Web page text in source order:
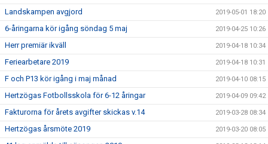
Landskampen avgjord 2019-05-01 18:20
6-åringarna kör igång söndag 5 maj 2019-04-25 10:26
Herr premiär ikväll 2019-04-18 10:34
Feriearbetare 2019 2019-04-18 10:31
F och P13 kör igång i maj månad 2019-04-10 08:15
Hertzögas Fotbollsskola för 6-12 åringar 2019-04-09 09:42
Fakturorna för årets avgifter skickas v.14 2019-03-28 08:34
Hertzögas årsmöte 2019 2019-03-20 08:05